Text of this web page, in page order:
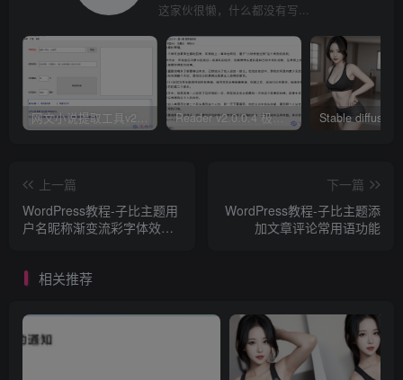
这家伙很懒，什么都没有写...
网文小说提取工具v2.10.02 可以自动下载小说 从此不再花钱看小说 Reader v2.0.0.4 极简小说阅读器支持导入在线及离线书源
上一篇
WordPress教程-子比主题用
户名昵称渐变流彩字体效果
下一篇
WordPress教程-子比主题添
加文章评论常用语功能
相关推荐